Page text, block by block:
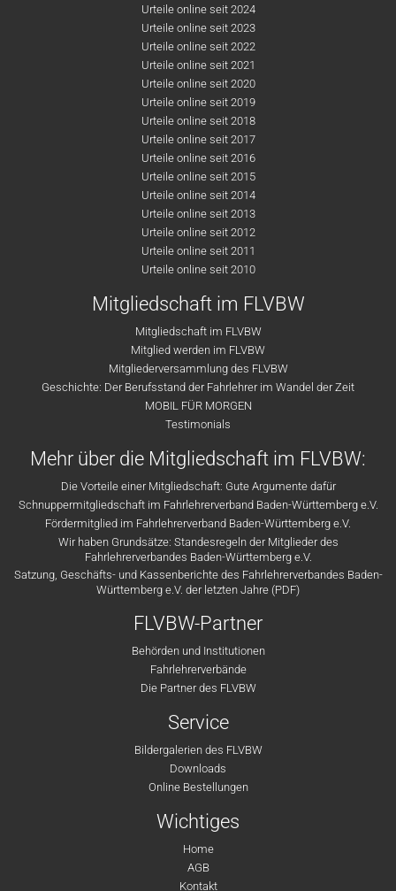
Urteile online seit 2024
Urteile online seit 2023
Urteile online seit 2022
Urteile online seit 2021
Urteile online seit 2020
Urteile online seit 2019
Urteile online seit 2018
Urteile online seit 2017
Urteile online seit 2016
Urteile online seit 2015
Urteile online seit 2014
Urteile online seit 2013
Urteile online seit 2012
Urteile online seit 2011
Urteile online seit 2010
Mitgliedschaft im FLVBW
Mitgliedschaft im FLVBW
Mitglied werden im FLVBW
Mitgliederversammlung des FLVBW
Geschichte: Der Berufsstand der Fahrlehrer im Wandel der Zeit
MOBIL FÜR MORGEN
Testimonials
Mehr über die Mitgliedschaft im FLVBW:
Die Vorteile einer Mitgliedschaft: Gute Argumente dafür
Schnuppermitgliedschaft im Fahrlehrerverband Baden-Württemberg e.V.
Fördermitglied im Fahrlehrerverband Baden-Württemberg e.V.
Wir haben Grundsätze: Standesregeln der Mitglieder des
Fahrlehrerverbandes Baden-Württemberg e.V.
Satzung, Geschäfts- und Kassenberichte des Fahrlehrerverbandes Baden-
Württemberg e.V. der letzten Jahre (PDF)
FLVBW-Partner
Behörden und Institutionen
Fahrlehrerverbände
Die Partner des FLVBW
Service
Bildergalerien des FLVBW
Downloads
Online Bestellungen
Wichtiges
Home
AGB
Kontakt